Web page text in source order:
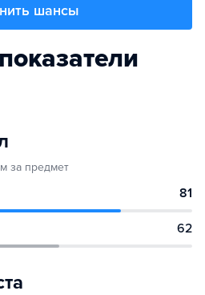
шансы
за предмет
81
62